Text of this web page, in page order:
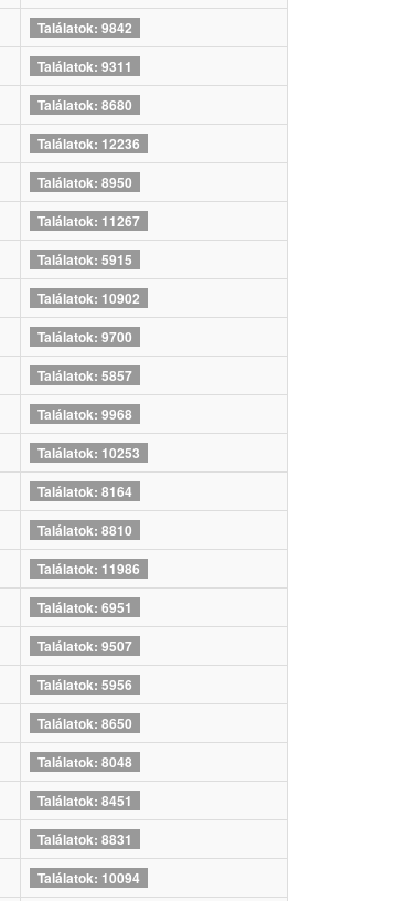
Találatok: 9842
Találatok: 9311
Találatok: 8680
Találatok: 12236
Találatok: 8950
Találatok: 11267
Találatok: 5915
Találatok: 10902
Találatok: 9700
Találatok: 5857
Találatok: 9968
Találatok: 10253
Találatok: 8164
Találatok: 8810
Találatok: 11986
Találatok: 6951
Találatok: 9507
Találatok: 5956
Találatok: 8650
Találatok: 8048
Találatok: 8451
Találatok: 8831
Találatok: 10094